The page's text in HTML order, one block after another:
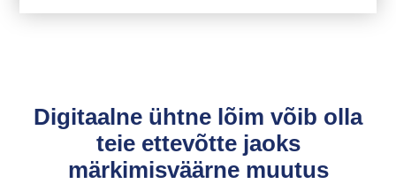
Digitaalne ühtne lõim võib olla
teie ettevõtte jaoks
märkimisväärne muutus